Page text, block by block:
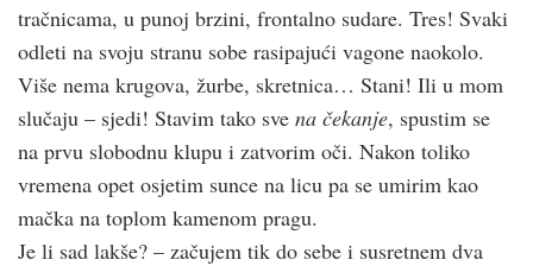
tračnicama, u punoj brzini, frontalno sudare. Tres! Svaki
odleti na svoju stranu sobe rasipajući vagone naokolo.
Više nema krugova, žurbe, skretnica… Stani! Ili u mom
slučaju – sjedi! Stavim tako sve na čekanje, spustim se
na prvu slobodnu klupu i zatvorim oči. Nakon toliko
vremena opet osjetim sunce na licu pa se umirim kao
mačka na toplom kamenom pragu.
Je li sad lakše? – začujem tik do sebe i susretnem dva